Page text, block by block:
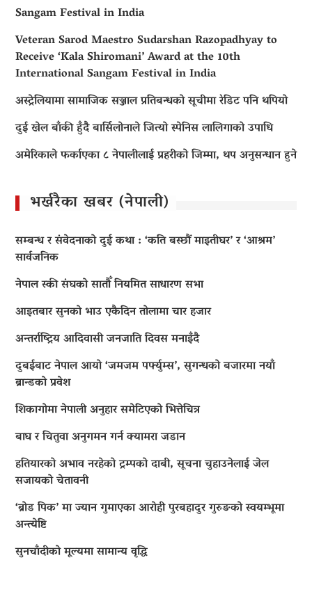
Sangam Festival in India
Veteran Sarod Maestro Sudarshan Razopadhyay to
Receive ‘Kala Shiromani’ Award at the 10th
International Sangam Festival in India
अस्ट्रेलियामा सामाजिक सञ्जाल प्रतिबन्धको सूचीमा रेडिट पनि थपियो
दुई खेल बाँकी हुँदै बार्सिलोनाले जित्यो स्पेनिस लालिगाको उपाधि
अमेरिकाले फर्काएका ८ नेपालीलाई प्रहरीको जिम्मा, थप अनुसन्धान हुने
भर्खरैका खबर (नेपाली)
सम्बन्ध र संवेदनाको दुई कथा : ‘कति बस्छौं माइतीघर’ र ‘आश्रम’
सार्वजनिक
नेपाल स्की संघको सातौँ नियमित साधारण सभा
आइतबार सुनको भाउ एकैदिन तोलामा चार हजार
अन्तर्राष्ट्रिय आदिवासी जनजाति दिवस मनाइँदै
दुबईबाट नेपाल आयो ‘जमजम पर्फ्युम्स’, सुगन्धको बजारमा नयाँ
ब्रान्डको प्रवेश
शिकागोमा नेपाली अनुहार समेटिएको भित्तेचित्र
बाघ र चितुवा अनुगमन गर्न क्यामरा जडान
हतियारको अभाव नरहेको ट्रम्पको दाबी, सूचना चुहाउनेलाई जेल
सजायको चेतावनी
‘ब्रोड पिक’ मा ज्यान गुमाएका आराेही पुरबहादुर गुरुङको स्वयम्भूमा
अन्त्येष्टि
सुनचाँदीको मूल्यमा सामान्य वृद्धि